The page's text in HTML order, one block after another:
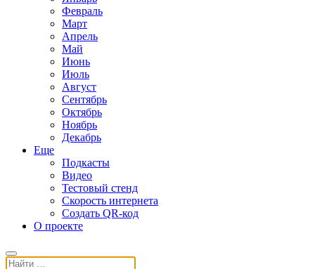
Февраль
Март
Апрель
Май
Июнь
Июль
Август
Сентябрь
Октябрь
Ноябрь
Декабрь
Еще
Подкасты
Видео
Тестовый стенд
Скорость интернета
Создать QR-код
О проекте
Поиск: